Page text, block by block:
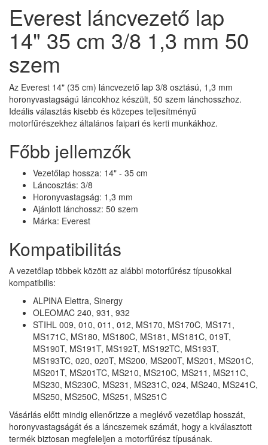
Everest láncvezető lap
14" 35 cm 3/8 1,3 mm 50
szem
Az Everest 14" (35 cm) láncvezető lap 3/8 osztású, 1,3 mm
horonyvastagságú láncokhoz készült, 50 szem lánchosszhoz.
Ideális választás kisebb és közepes teljesítményű
motorfűrészekhez általános faipari és kerti munkákhoz.
Főbb jellemzők
Vezetőlap hossza: 14" - 35 cm
Láncosztás: 3/8
Horonyvastagság: 1,3 mm
Ajánlott lánchossz: 50 szem
Márka: Everest
Kompatibilitás
A vezetőlap többek között az alábbi motorfűrész típusokkal
kompatibilis:
ALPINA Elettra, Sinergy
OLEOMAC 240, 931, 932
STIHL 009, 010, 011, 012, MS170, MS170C, MS171,
MS171C, MS180, MS180C, MS181, MS181C, 019T,
MS190T, MS191T, MS192T, MS192TC, MS193T,
MS193TC, 020, 020T, MS200, MS200T, MS201, MS201C,
MS201T, MS201TC, MS210, MS210C, MS211, MS211C,
MS230, MS230C, MS231, MS231C, 024, MS240, MS241C,
MS250, MS250C, MS251, MS251C
Vásárlás előtt mindig ellenőrizze a meglévő vezetőlap hosszát,
horonyvastagságát és a láncszemek számát, hogy a kiválasztott
termék biztosan megfeleljen a motorfűrész típusának.